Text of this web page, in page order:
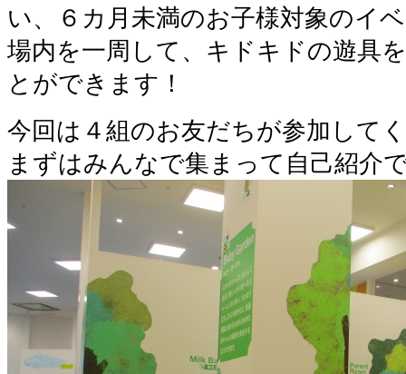
い、６カ月未満のお子様対象のイ
場内を一周して、キドキドの遊具
とができます！
今回は４組のお友だちが参加して
まずはみんなで集まって自己紹介